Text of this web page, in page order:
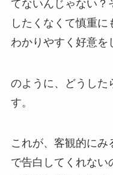
てないんじゃない？
したくなくて慎重
わかりやすく好意を
のように、どうした
す。
これが、客観的にみ
で告白してくれない